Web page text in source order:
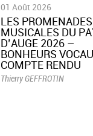
01 Août 2026
LES PROMENADES
MUSICALES DU
D’AUGE 2026 –
BONHEURS
COMPTE RENDU
Thierry GEFFROTIN